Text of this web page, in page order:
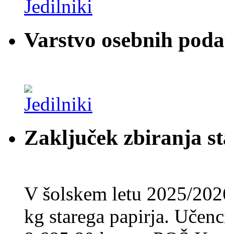
Varstvo osebnih
Zaključek zbiranja
V šolskem letu 2025/
kg starega papirja.